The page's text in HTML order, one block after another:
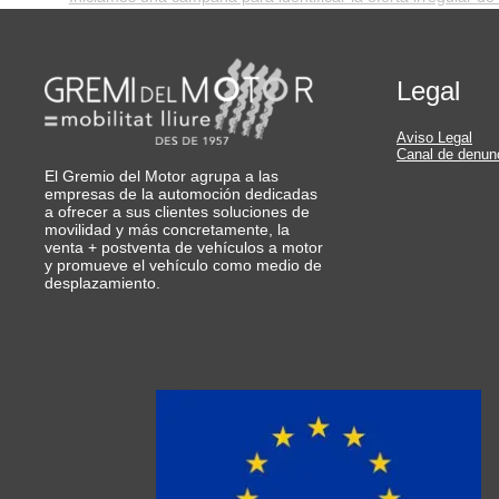
El Gremio del Motor agrupa a las
empresas de la automoción dedicadas
a ofrecer a sus clientes soluciones de
movilidad y más concretamente, la
venta + postventa de vehículos a motor
y promueve el vehículo como medio de
desplazamiento.
Legal
Aviso Legal
Canal de